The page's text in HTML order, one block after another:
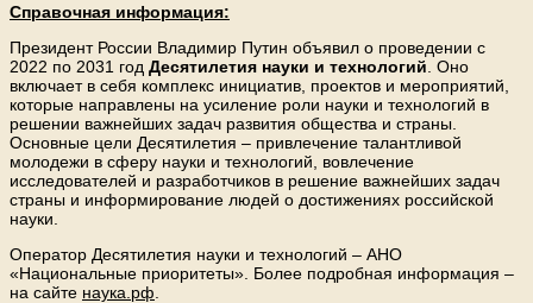
Справочная информация:
Президент России Владимир Путин объявил о проведении с
2022 по 2031 год Десятилетия науки и технологий . Оно
включает в себя комплекс инициатив, проектов и мероприятий,
которые направлены на усиление роли науки и технологий в
решении важнейших задач развития общества и страны.
Основные цели Десятилетия – привлечение талантливой
молодежи в сферу науки и технологий, вовлечение
исследователей и разработчиков в решение важнейших задач
страны и информирование людей о достижениях российской
науки.
Оператор Десятилетия науки и технологий – АНО
«Национальные приоритеты». Более подробная информация –
на сайте наука.рф